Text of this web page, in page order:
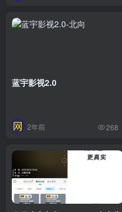
蓝宇影视2.0
2年前 268